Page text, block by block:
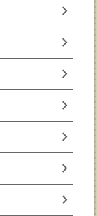
chevron_right
chevron_right
chevron_right
chevron_right
chevron_right
chevron_right
chevron_right